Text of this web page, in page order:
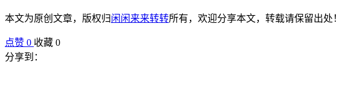
本文为原创文章，版权归闲闲来来转转所有，欢迎分享本文，转载请保留出处！
点赞 0 收藏 0
分享到：